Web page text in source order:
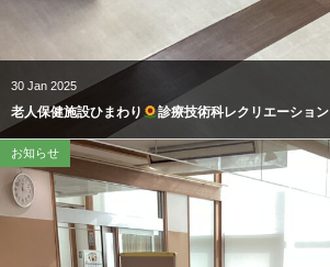
30 Jan 2025
老人保健施設ひまわり 診療技術科レクリエーション
お知らせ